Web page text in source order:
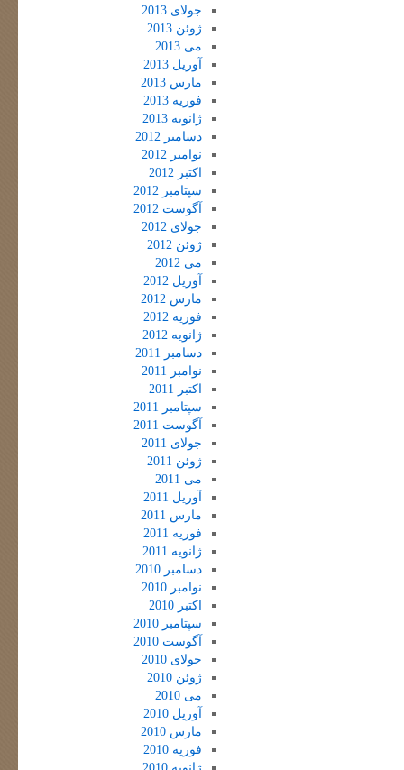
جولای 2013
ژوئن 2013
می 2013
آوریل 2013
مارس 2013
فوریه 2013
ژانویه 2013
دسامبر 2012
نوامبر 2012
اکتبر 2012
سپتامبر 2012
آگوست 2012
جولای 2012
ژوئن 2012
می 2012
آوریل 2012
مارس 2012
فوریه 2012
ژانویه 2012
دسامبر 2011
نوامبر 2011
اکتبر 2011
سپتامبر 2011
آگوست 2011
جولای 2011
ژوئن 2011
می 2011
آوریل 2011
مارس 2011
فوریه 2011
ژانویه 2011
دسامبر 2010
نوامبر 2010
اکتبر 2010
سپتامبر 2010
آگوست 2010
جولای 2010
ژوئن 2010
می 2010
آوریل 2010
مارس 2010
فوریه 2010